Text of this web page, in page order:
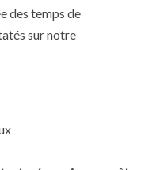
des temps de
sur notre